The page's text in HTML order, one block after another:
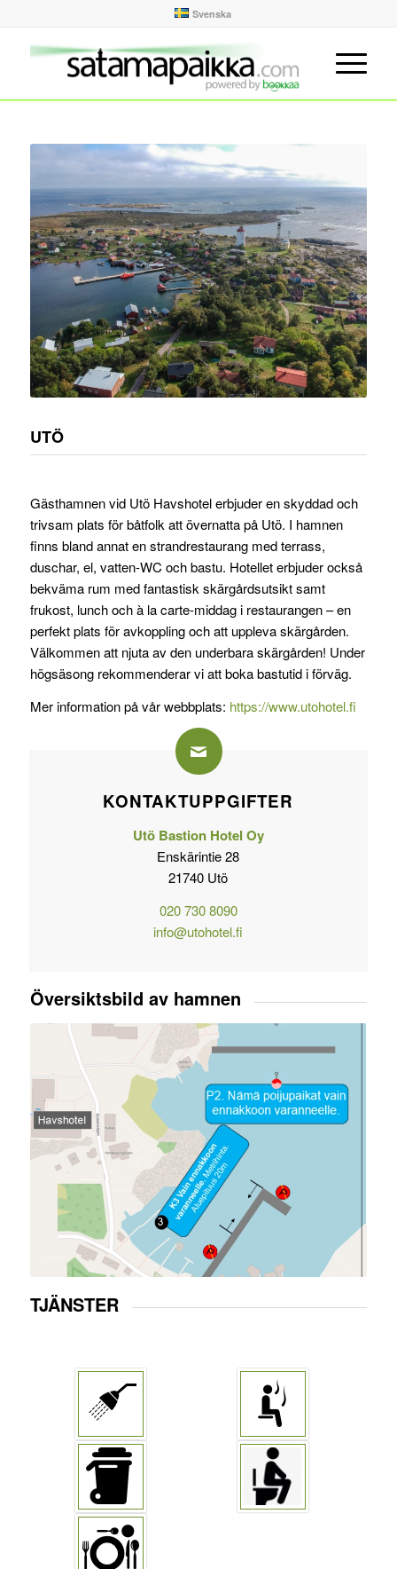
Svenska
UTÖ
Gästhamnen vid Utö Havshotel erbjuder en skyddad och
trivsam plats för båtfolk att övernatta på Utö. I hamnen
finns bland annat en strandrestaurang med terrass,
duschar, el, vatten-WC och bastu. Hotellet erbjuder också
bekväma rum med fantastisk skärgårdsutsikt samt
frukost, lunch och à la carte-middag i restaurangen – en
perfekt plats för avkoppling och att uppleva skärgården.
Välkommen att njuta av den underbara skärgården! Under
högsäsong rekommenderar vi att boka bastutid i förväg.
Mer information på vår webbplats: https://www.utohotel.fi
KONTAKTUPPGIFTER
Utö Bastion Hotel Oy
Enskärintie 28
21740 Utö
020 730 8090
info@utohotel.fi
Översiktsbild av hamnen
TJÄNSTER